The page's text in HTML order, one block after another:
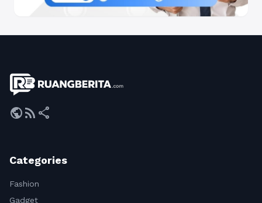
publicrss_feed share
Categories
Fashion
Gadget